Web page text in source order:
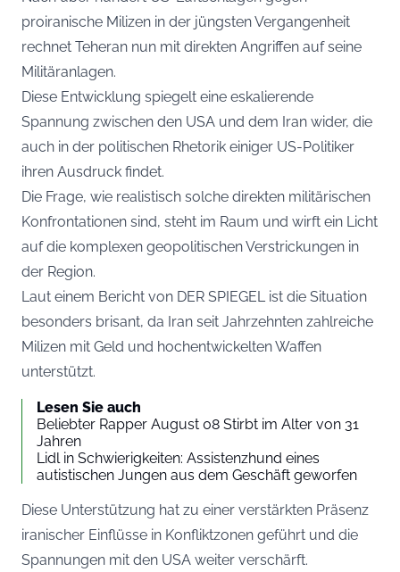
proiranische Milizen in der jüngsten Vergangenheit
rechnet Teheran nun mit direkten Angriffen auf seine
Militäranlagen.
Diese Entwicklung spiegelt eine eskalierende
Spannung zwischen den USA und dem Iran wider, die
auch in der politischen Rhetorik einiger US-Politiker
ihren Ausdruck findet.
Die Frage, wie realistisch solche direkten militärischen
Konfrontationen sind, steht im Raum und wirft ein Licht
auf die komplexen geopolitischen Verstrickungen in
der Region.
Laut einem Bericht von DER SPIEGEL ist die Situation
besonders brisant, da Iran seit Jahrzehnten zahlreiche
Milizen mit Geld und hochentwickelten Waffen
unterstützt.
Lesen Sie auch
Beliebter Rapper August 08 Stirbt im Alter von 31
Jahren
Lidl in Schwierigkeiten: Assistenzhund eines
autistischen Jungen aus dem Geschäft geworfen
Diese Unterstützung hat zu einer verstärkten Präsenz
iranischer Einflüsse in Konfliktzonen geführt und die
Spannungen mit den USA weiter verschärft.